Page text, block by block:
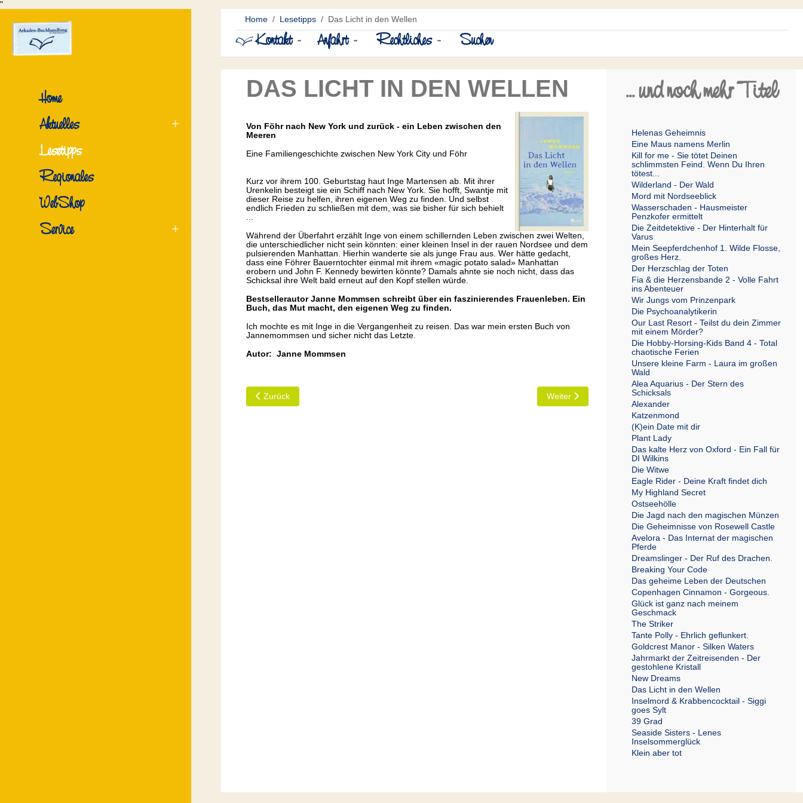
"
Home
Aktuelles
Lesetipps
Regionales
WebShop
Service
Home Lesetipps Das Licht in den Wellen
Kontakt - Anfahrt - Rechtliches - Suchen
DAS LICHT IN DEN WELLEN
Von Föhr nach New York und zurück - ein Leben zwischen den
Meeren
Eine Familiengeschichte zwischen New York City und Föhr
Kurz vor ihrem 100. Geburtstag haut Inge Martensen ab. Mit ihrer
Urenkelin besteigt sie ein Schiff nach New York. Sie hofft, Swantje mit
dieser Reise zu helfen, ihren eigenen Weg zu finden. Und selbst
endlich Frieden zu schließen mit dem, was sie bisher für sich behielt
Während der Überfahrt erzählt Inge von einem schillernden Leben zwischen zwei Welten,
die unterschiedlicher nicht sein könnten: einer kleinen Insel in der rauen Nordsee und dem
pulsierenden Manhattan. Hierhin wanderte sie als junge Frau aus. Wer hätte gedacht,
dass eine Föhrer Bauerntochter einmal mit ihrem «magic potato salad» Manhattan
erobern und John F. Kennedy bewirten könnte? Damals ahnte sie noch nicht, dass das
Schicksal ihre Welt bald erneut auf den Kopf stellen würde.
Bestsellerautor Janne Mommsen schreibt über ein faszinierendes Frauenleben. Ein
Buch, das Mut macht, den eigenen Weg zu finden.
Ich mochte es mit Inge in die Vergangenheit zu reisen. Das war mein ersten Buch von
Jannemommsen und sicher nicht das Letzte.
Autor: Janne Mommsen
Vorheriger Beitrag: The Striker
Zurück Nächster Beitrag: Wilderland - Der Wald
Weiter
... und noch mehr Titel
Helenas Geheimnis
Eine Maus namens Merlin
Kill for me - Sie tötet Deinen
schlimmsten Feind. Wenn Du Ihren
tötest...
Wilderland - Der Wald
Mord mit Nordseeblick
Wasserschaden - Hausmeister
Penzkofer ermittelt
Die Zeitdetektive - Der Hinterhalt für
Varus
Mein Seepferdchenhof 1. Wilde Flosse,
großes Herz.
Der Herzschlag der Toten
Fia & die Herzensbande 2 - Volle Fahrt
ins Abenteuer
Wir Jungs vom Prinzenpark
Die Psychoanalytikerin
Our Last Resort - Teilst du dein Zimmer
mit einem Mörder?
Die Hobby-Horsing-Kids Band 4 - Total
chaotische Ferien
Unsere kleine Farm - Laura im großen
Wald
Alea Aquarius - Der Stern des
Schicksals
Alexander
Katzenmond
(K)ein Date mit dir
Plant Lady
Das kalte Herz von Oxford - Ein Fall für
DI Wilkins
Die Witwe
Eagle Rider - Deine Kraft findet dich
My Highland Secret
Ostseehölle
Die Jagd nach den magischen Münzen
Die Geheimnisse von Rosewell Castle
Avelora - Das Internat der magischen
Pferde
Dreamslinger - Der Ruf des Drachen.
Breaking Your Code
Das geheime Leben der Deutschen
Copenhagen Cinnamon - Gorgeous.
Glück ist ganz nach meinem
Geschmack
The Striker
Tante Polly - Ehrlich geflunkert.
Goldcrest Manor - Silken Waters
Jahrmarkt der Zeitreisenden - Der
gestohlene Kristall
New Dreams
Das Licht in den Wellen
Inselmord & Krabbencocktail - Siggi
goes Sylt
39 Grad
Seaside Sisters - Lenes
Inselsommerglück
Klein aber tot